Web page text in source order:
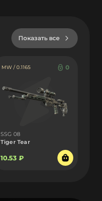
Показать все
MW / 0.1165 0
SSG 08
Tiger Tear
10.53 ₽